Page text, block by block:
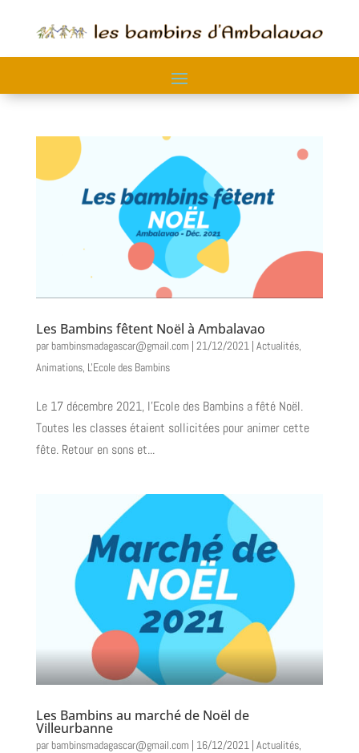
Les Bambins fêtent Noël à Ambalavao
parbambinsmadagascar@gmail.com | 21/12/2021 | Actualités,
Animations, L'Ecole des Bambins
Le 17 décembre 2021, l’Ecole des Bambins a fêté Noël.
Toutes les classes étaient sollicitées pour animer cette
fête. Retour en sons et...
Les Bambins au marché de Noël de
Villeurbanne
parbambinsmadagascar@gmail.com | 16/12/2021| Actualités,